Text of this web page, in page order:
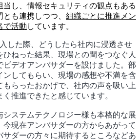
当し、情報セキュリティの観点もある
も連携しつつ、 組織ごとに推進メン
で活動 しています。
した際、どうしたら社内に浸透させ
ひねった結果、現場との間をつなぐ人
ビデオアンバサダーを設けました。部
ンしてもらい、現場の感想や不満を含
らったおかげで、社内の声を吸い上
推進できたと感じています。
システムテクノロジー様も本格的な展
今現在アンバサダーの方からあがって
サダーの方々に期待するところなどあ